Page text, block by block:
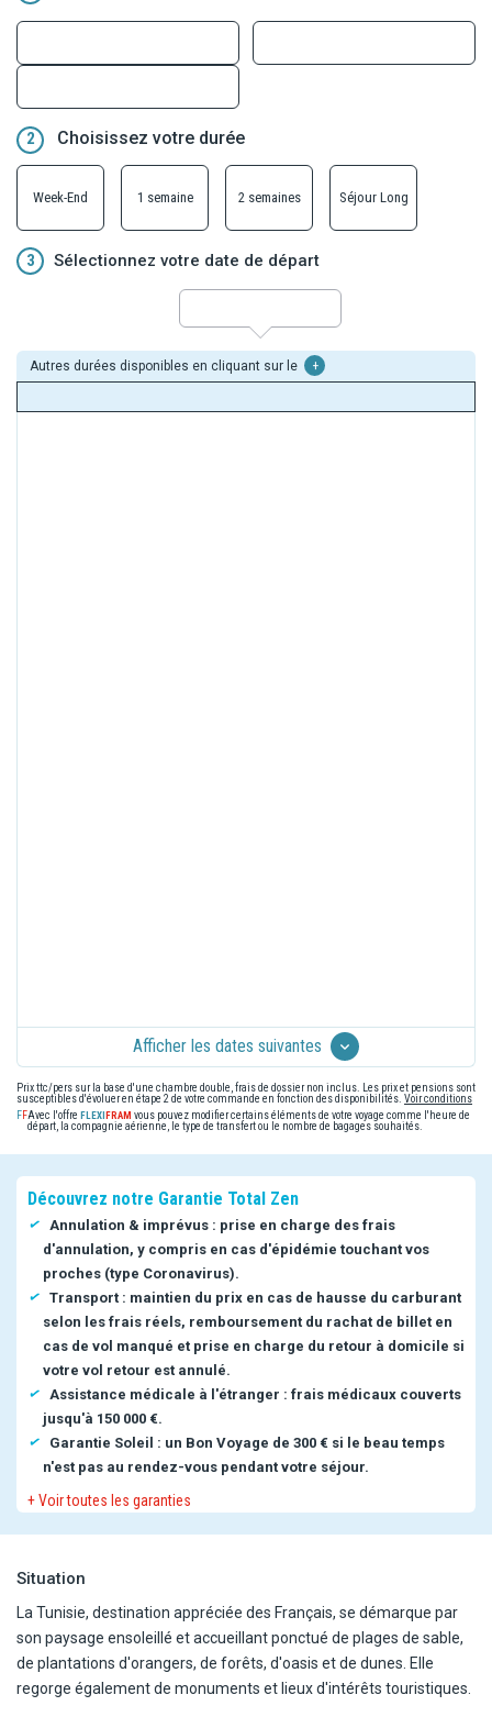
2 Choisissez votre durée
Week-End 1 semaine 2 semaines Séjour Long
3 Sélectionnez votre date de départ
Autres durées disponibles en cliquant sur le +
Afficher les dates suivantes
Prix ttc/pers sur la base d'une chambre double, frais de dossier non inclus. Les prix et pensions sont
susceptibles d'évoluer en étape 2 de votre commande en fonction des disponibilités. Voir conditions
Avec l'offre
vous pouvez modifier certains éléments de votre voyage comme l'heure de
départ, la compagnie aérienne, le type de transfert ou le nombre de bagages souhaités.
Découvrez notre Garantie Total Zen
Annulation & imprévus : prise en charge des frais
d'annulation, y compris en cas d'épidémie touchant vos
proches (type Coronavirus).
Transport : maintien du prix en cas de hausse du carburant
selon les frais réels, remboursement du rachat de billet en
cas de vol manqué et prise en charge du retour à domicile si
votre vol retour est annulé.
Assistance médicale à l'étranger : frais médicaux couverts
jusqu'à 150 000 €.
Garantie Soleil : un Bon Voyage de 300 € si le beau temps
n'est pas au rendez-vous pendant votre séjour.
+ Voir toutes les garanties
Situation
La Tunisie, destination appréciée des Français, se démarque par
son paysage ensoleillé et accueillant ponctué de plages de sable,
de plantations d'orangers, de forêts, d'oasis et de dunes. Elle
regorge également de monuments et lieux d'intérêts touristiques.